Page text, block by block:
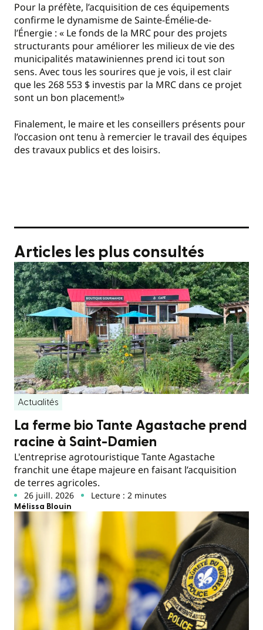
Pour la préfète, l’acquisition de ces équipements
confirme le dynamisme de Sainte-Émélie-de-
l’Énergie : « Le fonds de la MRC pour des projets
structurants pour améliorer les milieux de vie des
municipalités matawiniennes prend ici tout son
sens. Avec tous les sourires que je vois, il est clair
que les 268 553 $ investis par la MRC dans ce projet
sont un bon placement!»
Finalement, le maire et les conseillers présents pour
l’occasion ont tenu à remercier le travail des équipes
des travaux publics et des loisirs.
Articles les plus consultés
Actualités
La ferme bio Tante Agastache prend
racine à Saint-Damien
L'entreprise agrotouristique Tante Agastache
franchit une étape majeure en faisant l’acquisition
de terres agricoles.
26 juill. 2026 Lecture : 2 minutes
Mélissa Blouin